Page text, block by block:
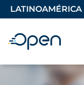
LATINOAMÉRICA